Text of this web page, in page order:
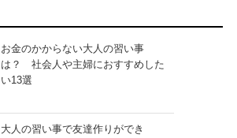
お金のかからない大人の習い事
は？ 社会人や主婦におすすめした
い13選
大人の習い事で友達作りができ